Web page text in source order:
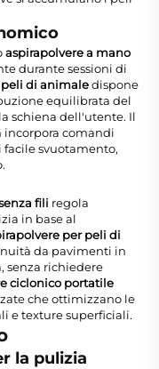
aspirapolvere a mano
durante sessioni di
di animaledispone
equilibrata del
schiena dell'utente. Il
incorpora comandi
svuotamento,
fili regola
in base al
per peli di
da pavimenti in
senza richiedere
ciclonico portatile
che ottimizzano le
e texture superficiali.
la pulizia